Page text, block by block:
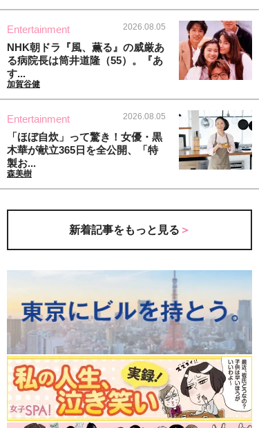
Entertainment 2026.08.05
NHK朝ドラ『風、薫る』の威厳あ
る病院長は筒井道隆（55）。『あ
す...
加賀谷健
Entertainment 2026.08.05
「ほぼ自炊」って驚き！女優・黒
木華が献立365日を全公開、「特
製お...
森美樹
新着記事をもっと見る